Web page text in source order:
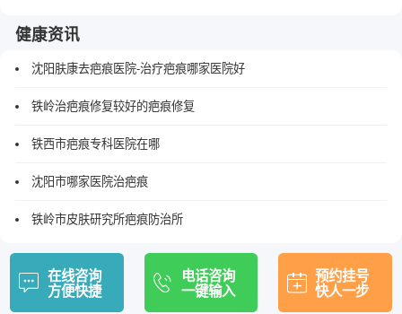
健康资讯
沈阳肤康去疤痕医院-治疗疤痕哪家医院好
铁岭治疤痕修复较好的疤痕修复
铁西市疤痕专科医院在哪
沈阳市哪家医院治疤痕
铁岭市皮肤研究所疤痕防治所
在线咨询
方便快捷
电话咨询
一键输入
预约挂号
快人一步